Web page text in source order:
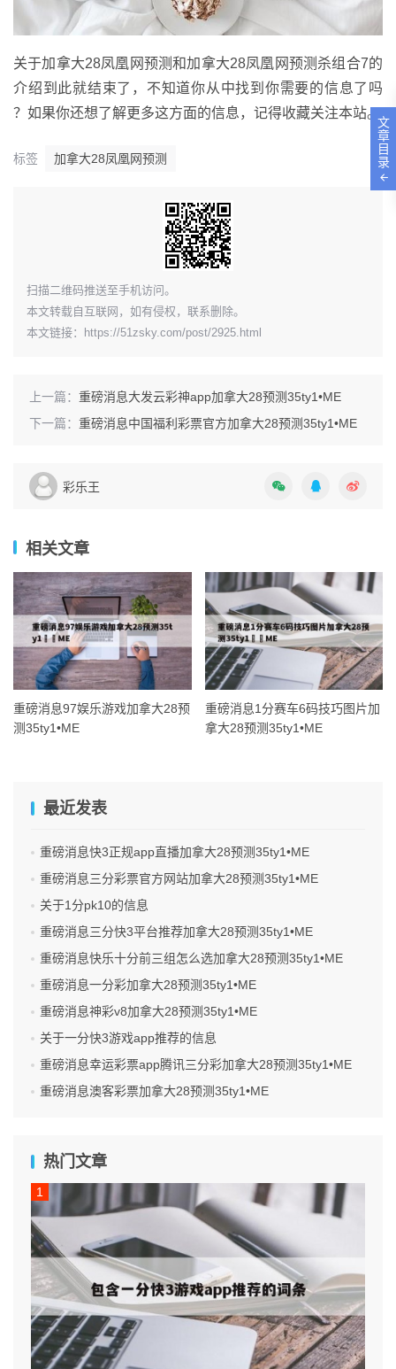
关于加拿大28凤凰网预测和加拿大28凤凰网预测杀组合7的
介绍到此就结束了，不知道你从中找到你需要的信息了吗
？如果你还想了解更多这方面的信息，记得收藏关注本站。
标签 加拿大28凤凰网预测
​扫描二维码推送至手机访问。
本文转载自互联网，如有侵权，联系删除。
本文链接： https://51zsky.com/post/2925.html
上一篇： 重磅消息大发云彩神app加拿大28预测35ty1 •ME
下一篇： 重磅消息中国福利彩票官方加拿大28预测35ty1 •ME
彩乐王
相关文章
重磅消息97娱乐游戏加拿大28预
测35ty1 •ME
重磅消息1分赛车6码技巧图片加
拿大28预测35ty1 •ME
最近发表
重磅消息快3正规app直播加拿大28预测35ty1 •ME
重磅消息三分彩票官方网站加拿大28预测35ty1 •ME
关于1分pk10的信息
重磅消息三分快3平台推荐加拿大28预测35ty1 •ME
重磅消息快乐十分前三组怎么选加拿大28预测35ty1 •ME
重磅消息一分彩加拿大28预测35ty1 •ME
重磅消息神彩v8加拿大28预测35ty1 •ME
关于一分快3游戏app推荐的信息
重磅消息幸运彩票app腾讯三分彩加拿大28预测35ty1 •ME
重磅消息澳客彩票加拿大28预测35ty1 •ME
热门文章
文
章
目
录